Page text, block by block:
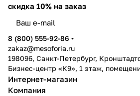
скидка 10% на заказ
8 (800) 555-92-86
zakaz@mesoforia.ru
198096, Санкт-Петербург,
Бизнес-центр «К9», 1 этаж,
Интернет-магазин
Компания